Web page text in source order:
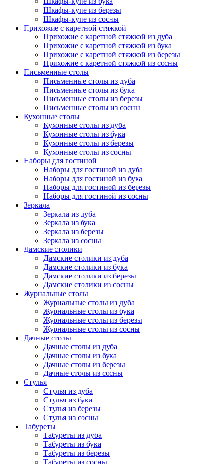
Шкафы-купе из березы
Шкафы-купе из сосны
Прихожие с каретной стяжкой
Прихожие с каретной стяжкой из дуба
Прихожие с каретной стяжкой из бука
Прихожие с каретной стяжкой из березы
Прихожие с каретной стяжкой из сосны
Письменные столы
Письменные столы из дуба
Письменные столы из бука
Письменные столы из березы
Письменные столы из сосны
Кухонные столы
Кухонные столы из дуба
Кухонные столы из бука
Кухонные столы из березы
Кухонные столы из сосны
Наборы для гостиной
Наборы для гостиной из дуба
Наборы для гостиной из бука
Наборы для гостиной из березы
Наборы для гостиной из сосны
Зеркала
Зеркала из дуба
Зеркала из бука
Зеркала из березы
Зеркала из сосны
Дамские столики
Дамские столики из дуба
Дамские столики из бука
Дамские столики из березы
Дамские столики из сосны
Журнальные столы
Журнальные столы из дуба
Журнальные столы из бука
Журнальные столы из березы
Журнальные столы из сосны
Дачные столы
Дачные столы из дуба
Дачные столы из бука
Дачные столы из березы
Дачные столы из сосны
Стулья
Стулья из дуба
Стулья из бука
Стулья из березы
Стулья из сосны
Табуреты
Табуреты из дуба
Табуреты из бука
Табуреты из березы
Табуреты из сосны